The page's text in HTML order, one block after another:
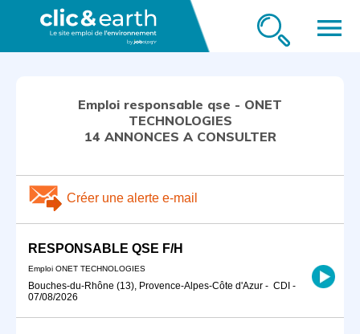
menu
Emploi responsable qse - ONET
TECHNOLOGIES
14 ANNONCES A CONSULTER
Créer une alerte e-mail
RESPONSABLE QSE F/H
Emploi ONET TECHNOLOGIES
Bouches-du-Rhône (13), Provence-Alpes-Côte d'Azur - CDI -
07/08/2026